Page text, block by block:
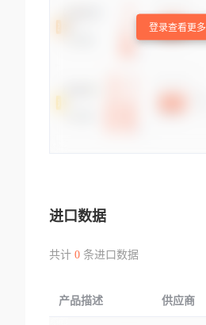
登录查看更多
进口数据
共计 0条进口数据
产品描述 供应商